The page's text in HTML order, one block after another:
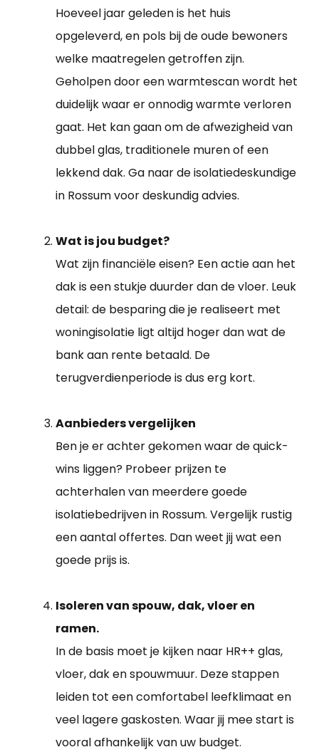
Hoeveel jaar geleden is het huis
opgeleverd, en pols bij de oude bewoners
welke maatregelen getroffen zijn.
Geholpen door een warmtescan wordt het
duidelijk waar er onnodig warmte verloren
gaat. Het kan gaan om de afwezigheid van
dubbel glas, traditionele muren of een
lekkend dak. Ga naar de isolatiedeskundige
in Rossum voor deskundig advies.
Wat is jou budget?
Wat zijn financiële eisen? Een actie aan het
dak is een stukje duurder dan de vloer. Leuk
detail: de besparing die je realiseert met
woningisolatie ligt altijd hoger dan wat de
bank aan rente betaald. De
terugverdienperiode is dus erg kort.
Aanbieders vergelijken
Ben je er achter gekomen waar de quick-
wins liggen? Probeer prijzen te
achterhalen van meerdere goede
isolatiebedrijven in Rossum. Vergelijk rustig
een aantal offertes. Dan weet jij wat een
goede prijs is.
Isoleren van spouw, dak, vloer en
ramen.
In de basis moet je kijken naar HR++ glas,
vloer, dak en spouwmuur. Deze stappen
leiden tot een comfortabel leefklimaat en
veel lagere gaskosten. Waar jij mee start is
vooral afhankelijk van uw budget.